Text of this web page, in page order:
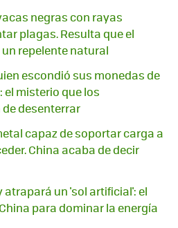
negras con rayas
plagas. Resulta que el
repelente natural
escondió sus monedas de
el misterio que los
desenterrar
capaz de soportar carga a
China acaba de decir
atrapará un 'sol artificial': el
para dominar la energía